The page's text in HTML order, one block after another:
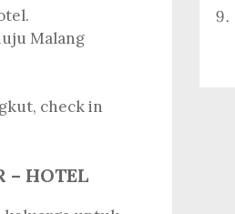
Malang
check in
– HOTEL